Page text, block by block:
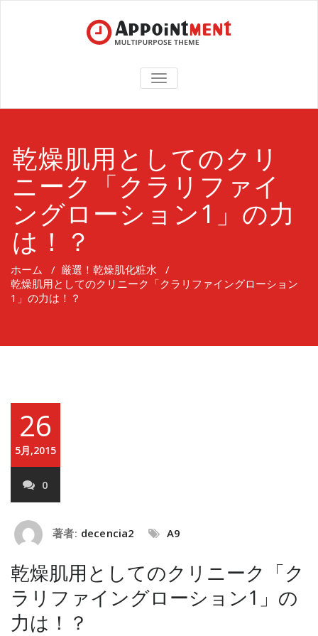
TOGGLE
NAVIGATION
乾燥肌用としてのクリ
ニーク「クラリファイ
ングローション1」の力
は！？
ホーム / 厳選！乾燥肌化粧水 /
乾燥肌用としてのクリニーク「クラリファイングローション
1」の力は！？
26
5月,2015
0
著者: decencia2 A9
乾燥肌用としてのクリニーク「ク
ラリファイングローション1」の
力は！？